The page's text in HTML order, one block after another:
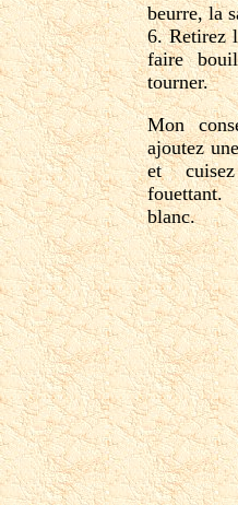
beurre, la
6. Retirez
faire
tourner.
Mon
ajoutez
et
blanc.